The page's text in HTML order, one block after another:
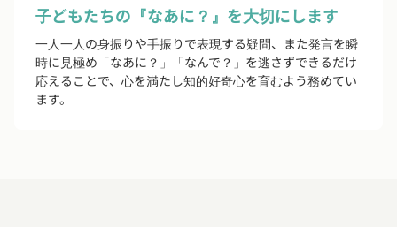
子どもたちの『なあに？』を大切にします
一人一人の身振りや手振りで表現する疑問、また発言を瞬
時に見極め「なあに？」「なんで？」を逃さずできるだけ
応えることで、心を満たし知的好奇心を育むよう務めてい
ます。